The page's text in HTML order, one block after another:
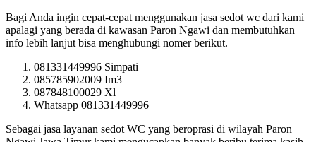
Bagi Anda ingin cepat-cepat menggunakan jasa sedot wc dari kami
apalagi yang berada di kawasan Paron Ngawi dan membutuhkan
info lebih lanjut bisa menghubungi nomer berikut.
081331449996 Simpati
085785902009 Im3
087848100029 Xl
Whatsapp 081331449996
Sebagai jasa layanan sedot WC yang beroprasi di wilayah Paron